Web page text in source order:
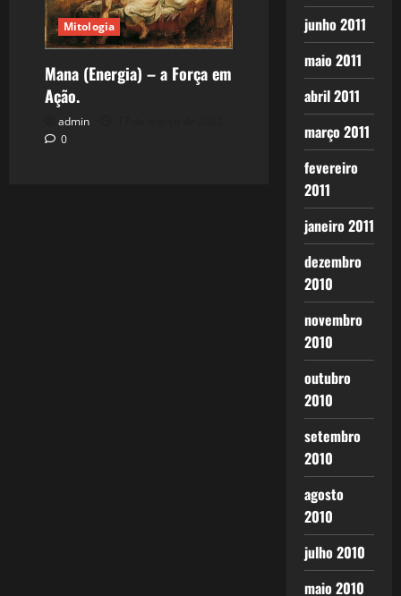
Mitologia
Mana (Energia) – a Força em
Ação.
admin
0
junho 2011
maio 2011
abril 2011
março 2011
fevereiro
2011
janeiro 2011
dezembro
2010
novembro
2010
outubro
2010
setembro
2010
agosto
2010
julho 2010
maio 2010